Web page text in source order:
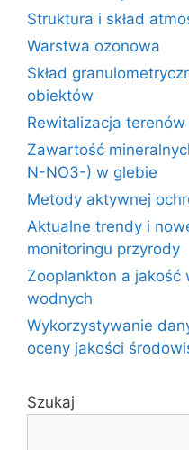
Struktura i skład
Warstwa ozonowa
Skład
obiektów
Rewitalizacja
Zawartość
N-NO3-) w glebie
Metody aktywnej
Aktualne trendy i
monitoringu przyrody
Zooplankton a
wodnych
Wykorzystywanie
oceny jakości
Szukaj